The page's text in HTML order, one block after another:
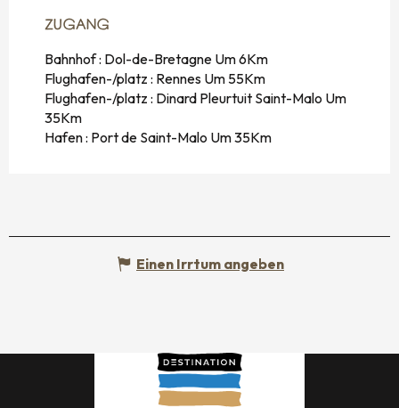
ZUGANG
ZUGANG
Bahnhof : Dol-de-Bretagne Um 6Km
Flughafen-/platz : Rennes Um 55Km
Flughafen-/platz : Dinard Pleurtuit Saint-Malo Um
35Km
Hafen : Port de Saint-Malo Um 35Km
Einen Irrtum angeben